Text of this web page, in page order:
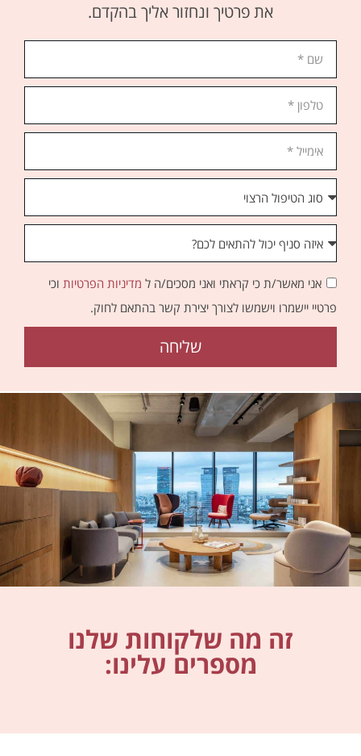
את פרטיך ונחזור אליך בהקדם.
אני מאשר/ת כי קראתי ואני מסכים/ה ל מדיניות הפרטיות וכי
פרטיי יישמרו וישמשו לצורך יצירת קשר בהתאם לחוק.
שליחה
זה מה שלקוחות שלנו
מספרים עלינו: